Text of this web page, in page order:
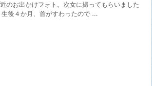
のお出かけフォト。次女に撮ってもらいました
生後４か月、首がすわったので ...